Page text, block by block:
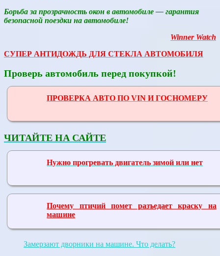
Борьба за прозрачность окон в автомобиле — гарантия
безопасной поездки на автомобиле!
Winner Watch
СУПЕР АНТИДОЖДЬ ДЛЯ СТЕКЛА АВТОМОБИЛЯ
Проверь автомобиль перед покупкой!
ПРОВЕРКА АВТО ПО VIN И ГОСНОМЕРУ
ЧИТАЙТЕ НА САЙТЕ
Нужно прогревать двигатель зимой или нет
Почему птичий помет разъедает краску на
машине
Замерзают дворники на машине. Что делать?